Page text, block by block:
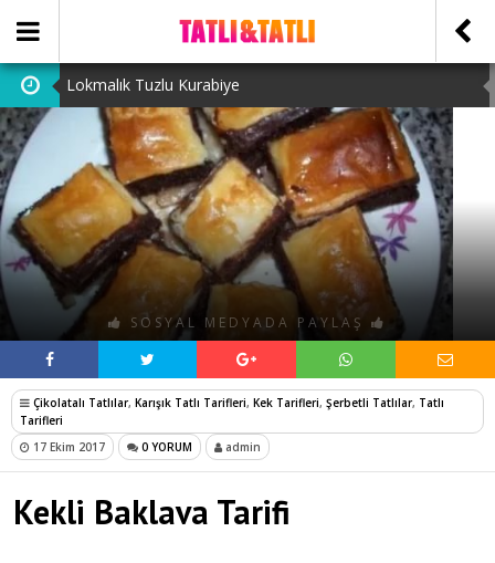
Lokmalık Tuzlu Kurabiye
Tam Ölçülü Un Helvası
Suffle
Cevizli Bulut Kek
Ataşehir Escort Bayanlarını: atasehirescortlari.com ‘da
bulabilirsiniz.
SOSYAL MEDYADA PAYLAŞ
Çikolatalı Tatlılar, Karışık Tatlı Tarifleri, Kek Tarifleri, Şerbetli Tatlılar, Tatlı
Tarifleri
17 Ekim 2017
0 YORUM admin
Kekli Baklava Tarifi